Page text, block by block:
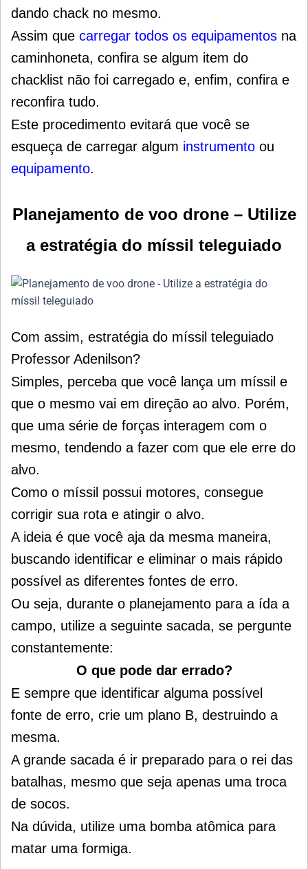
dando chack no mesmo.
Assim que carregar todos os equipamentos na
caminhoneta, confira se algum item do
chacklist não foi carregado e, enfim, confira e
reconfira tudo.
Este procedimento evitará que você se
esqueça de carregar algum instrumento ou
equipamento.
Planejamento de voo drone – Utilize
a estratégia do míssil teleguiado
Com assim, estratégia do míssil teleguiado
Professor Adenilson?
Simples, perceba que você lança um míssil e
que o mesmo vai em direção ao alvo. Porém,
que uma série de forças interagem com o
mesmo, tendendo a fazer com que ele erre do
alvo.
Como o míssil possui motores, consegue
corrigir sua rota e atingir o alvo.
A ideia é que você aja da mesma maneira,
buscando identificar e eliminar o mais rápido
possível as diferentes fontes de erro.
Ou seja, durante o planejamento para a ída a
campo, utilize a seguinte sacada, se pergunte
constantemente:
O que pode dar errado?
E sempre que identificar alguma possível
fonte de erro, crie um plano B, destruindo a
mesma.
A grande sacada é ir preparado para o rei das
batalhas, mesmo que seja apenas uma troca
de socos.
Na dúvida, utilize uma bomba atômica para
matar uma formiga.